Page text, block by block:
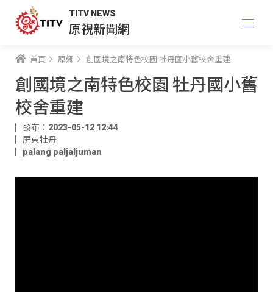
TITV NEWS
原視新聞網
首頁 原鄉 創國境之南特色校園 牡丹國小舊校舍重建
創國境之南特色校園 牡丹國小舊
校舍重建
發布：2023-05-12 12:44
屏東牡丹
palang paljaljuman